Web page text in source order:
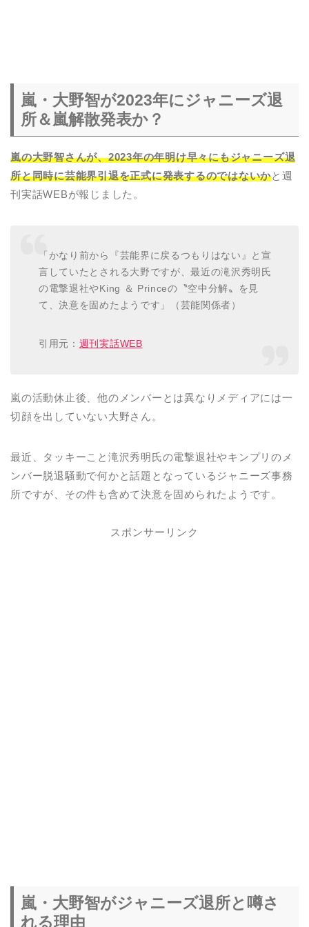
嵐・大野智が2023年にジャニーズ退
所＆嵐解散発表か？
嵐の大野智さんが、2023年の年明け早々にもジャニーズ退
所と同時に芸能界引退を正式に発表するのではないかと週
刊実話WEBが報じました。
「かなり前から『芸能界に戻るつもりはない』と宣
言していたとされる大野ですが、最近の滝沢秀明氏
の電撃退社やKing ＆ Princeの〝空中分解〟を見
て、決意を固めたようです」（芸能関係者）
引用元： 週刊実話WEB
嵐の活動休止後、他のメンバーとは異なりメディアには一
切顔を出していない大野さん。
最近、タッキーこと滝沢秀明氏の電撃退社やキンプリのメ
ンバー脱退騒動で何かと話題となっているジャニーズ事務
所ですが、その件も含めて決意を固められたようです。
スポンサーリンク
嵐・大野智がジャニーズ退所と噂さ
れる理由